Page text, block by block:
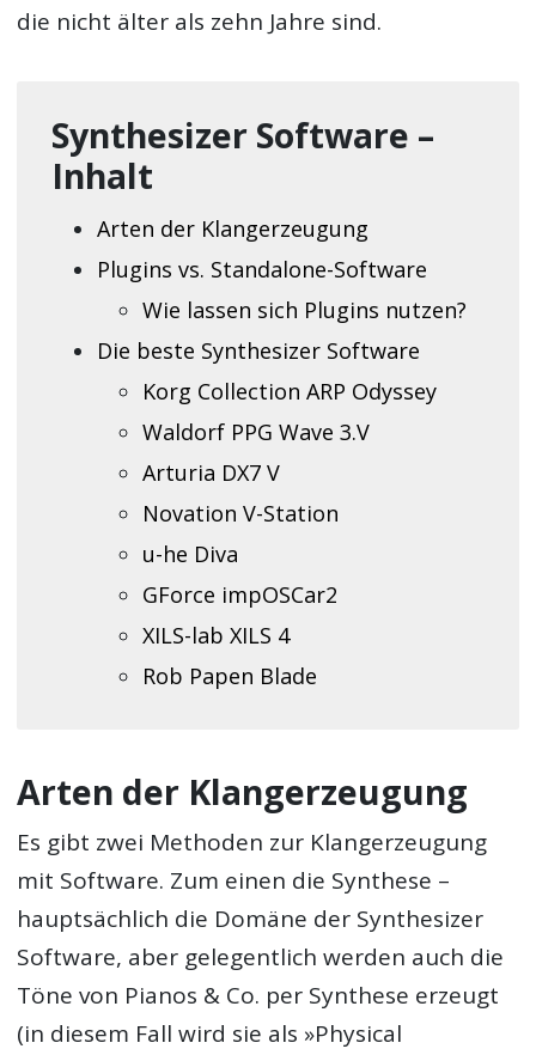
die nicht älter als zehn Jahre sind.
Synthesizer Software –
Inhalt
Arten der Klangerzeugung
Plugins vs. Standalone-Software
Wie lassen sich Plugins nutzen?
Die beste Synthesizer Software
Korg Collection ARP Odyssey
Waldorf PPG Wave 3.V
Arturia DX7 V
Novation V-Station
u-he Diva
GForce impOSCar2
XILS-lab XILS 4
Rob Papen Blade
Arten der Klangerzeugung
Es gibt zwei Methoden zur Klangerzeugung
mit Software. Zum einen die Synthese –
hauptsächlich die Domäne der Synthesizer
Software, aber gelegentlich werden auch die
Töne von Pianos & Co. per Synthese erzeugt
(in diesem Fall wird sie als »Physical